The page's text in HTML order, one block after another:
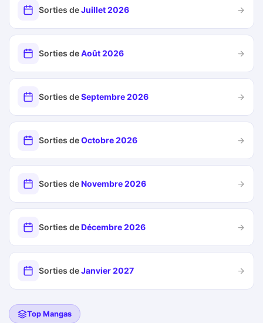
Sorties deJuillet 2026
Sorties deAoût 2026
Sorties deSeptembre 2026
Sorties deOctobre 2026
Sorties deNovembre 2026
Sorties deDécembre 2026
Sorties deJanvier 2027
Top Mangas